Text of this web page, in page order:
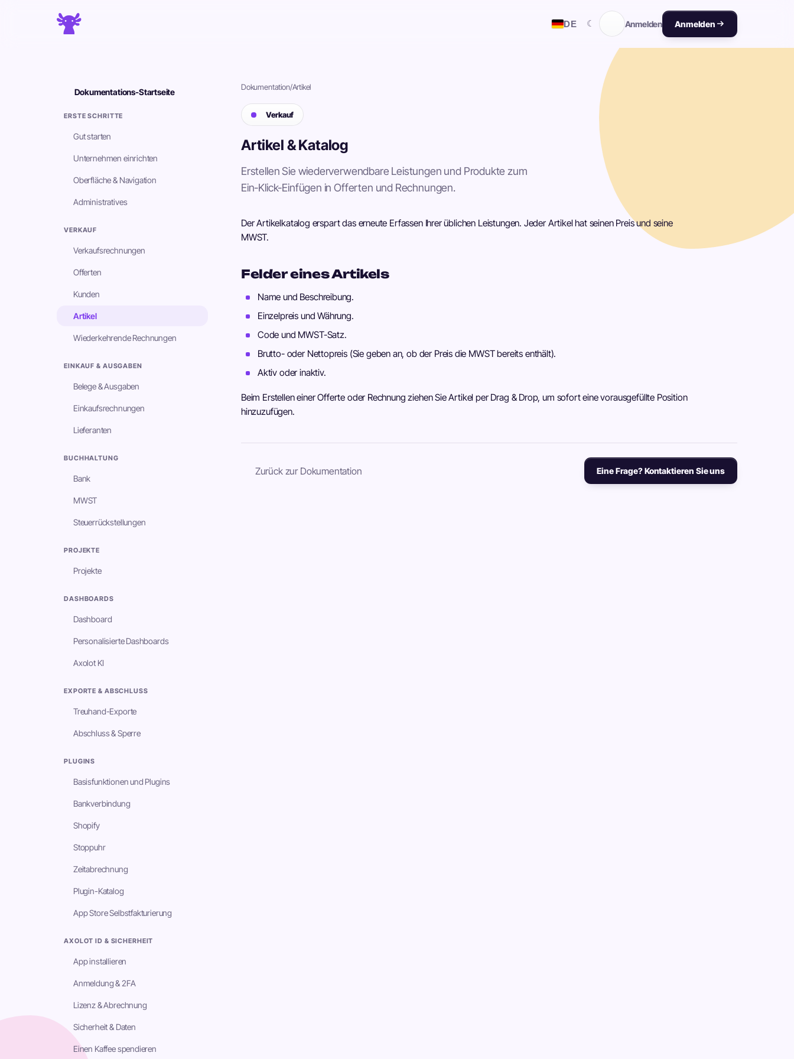
DE ☾ Anmelden Anmelden
Dokumentations-Startseite
ERSTE SCHRITTE
Gut starten
Unternehmen einrichten
Oberfläche & Navigation
Administratives
VERKAUF
Verkaufsrechnungen
Offerten
Kunden
Artikel
Wiederkehrende Rechnungen
EINKAUF & AUSGABEN
Belege & Ausgaben
Einkaufsrechnungen
Lieferanten
BUCHHALTUNG
Bank
MWST
Steuerrückstellungen
PROJEKTE
Projekte
DASHBOARDS
Dashboard
Personalisierte Dashboards
Axolot KI
EXPORTE & ABSCHLUSS
Treuhand-Exporte
Abschluss & Sperre
PLUGINS
Basisfunktionen und Plugins
Bankverbindung
Shopify
Stoppuhr
Zeitabrechnung
Plugin-Katalog
App Store Selbstfakturierung
AXOLOT ID & SICHERHEIT
App installieren
Anmeldung & 2FA
Lizenz & Abrechnung
Sicherheit & Daten
Einen Kaffee spendieren
Dokumentation/Artikel
Verkauf
Artikel & Katalog
Erstellen Sie wiederverwendbare Leistungen und Produkte zum
Ein-Klick-Einfügen in Offerten und Rechnungen.
Der Artikelkatalog erspart das erneute Erfassen Ihrer üblichen Leistungen. Jeder Artikel hat seinen Preis und seine
MWST.
Felder eines Artikels
Name und Beschreibung.
Einzelpreis und Währung.
Code und MWST-Satz.
Brutto- oder Nettopreis (Sie geben an, ob der Preis die MWST bereits enthält).
Aktiv oder inaktiv.
Beim Erstellen einer Offerte oder Rechnung ziehen Sie Artikel per Drag & Drop, um sofort eine vorausgefüllte Position
hinzuzufügen.
Zurück zur Dokumentation Eine Frage? Kontaktieren Sie uns